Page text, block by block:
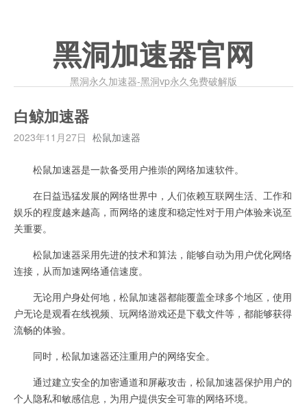
黑洞加速器官网
黑洞永久加速器-黑洞vp永久免费破解版
白鲸加速器
2023年11月27日 松鼠加速器
松鼠加速器是一款备受用户推崇的网络加速软件。
在日益迅猛发展的网络世界中，人们依赖互联网生活、工作和
娱乐的程度越来越高，而网络的速度和稳定性对于用户体验来说至
关重要。
松鼠加速器采用先进的技术和算法，能够自动为用户优化网络
连接，从而加速网络通信速度。
无论用户身处何地，松鼠加速器都能覆盖全球多个地区，使用
户无论是观看在线视频、玩网络游戏还是下载文件等，都能够获得
流畅的体验。
同时，松鼠加速器还注重用户的网络安全。
通过建立安全的加密通道和屏蔽攻击，松鼠加速器保护用户的
个人隐私和敏感信息，为用户提供安全可靠的网络环境。